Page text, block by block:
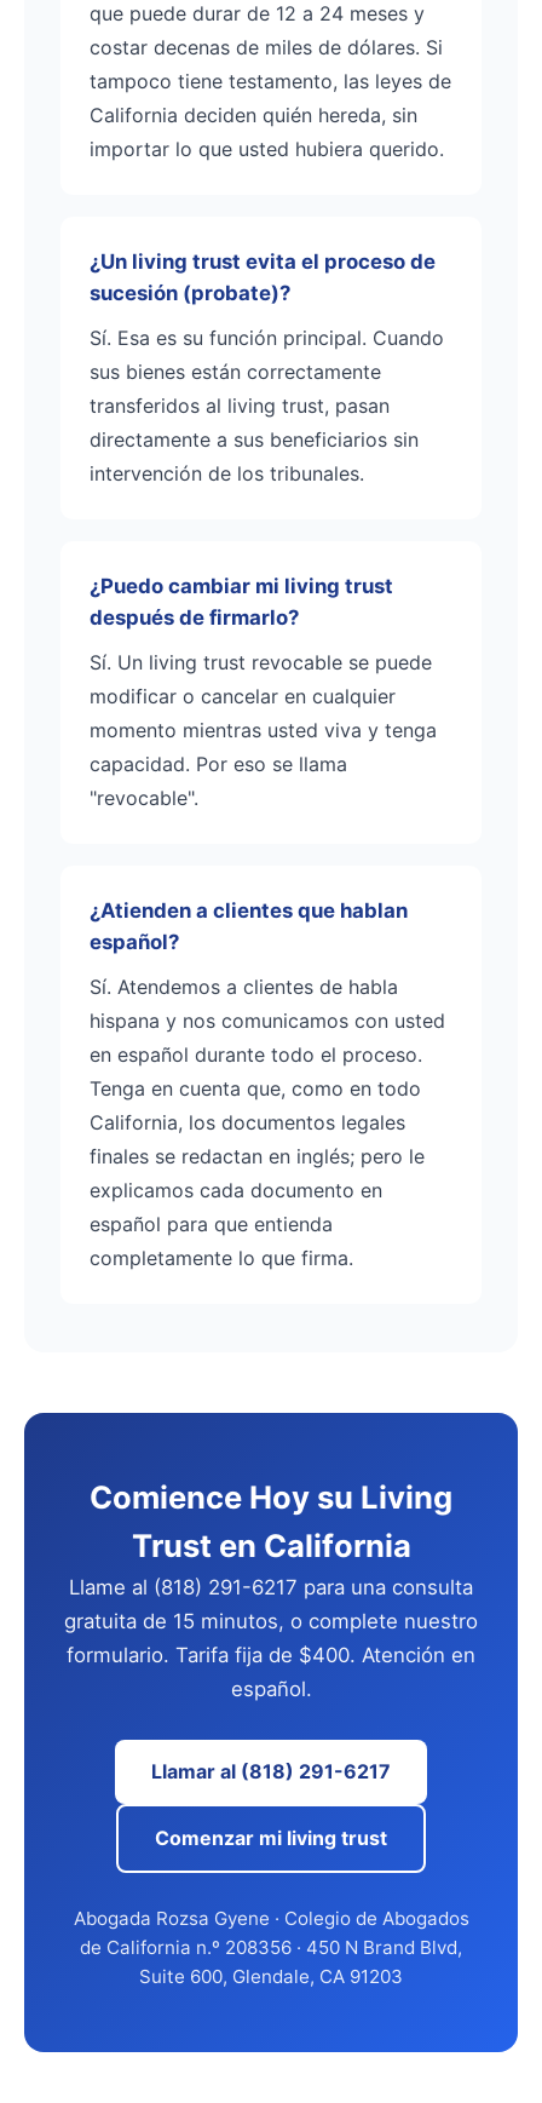
que puede durar de 12 a 24 meses y
costar decenas de miles de dólares. Si
tampoco tiene testamento, las leyes de
California deciden quién hereda, sin
importar lo que usted hubiera querido.
¿Un living trust evita el proceso de
sucesión (probate)?
Sí. Esa es su función principal. Cuando
sus bienes están correctamente
transferidos al living trust, pasan
directamente a sus beneficiarios sin
intervención de los tribunales.
¿Puedo cambiar mi living trust
después de firmarlo?
Sí. Un living trust revocable se puede
modificar o cancelar en cualquier
momento mientras usted viva y tenga
capacidad. Por eso se llama
"revocable".
¿Atienden a clientes que hablan
español?
Sí. Atendemos a clientes de habla
hispana y nos comunicamos con usted
en español durante todo el proceso.
Tenga en cuenta que, como en todo
California, los documentos legales
finales se redactan en inglés; pero le
explicamos cada documento en
español para que entienda
completamente lo que firma.
Comience Hoy su Living
Trust en California
Llame al (818) 291-6217 para una consulta
gratuita de 15 minutos, o complete nuestro
formulario. Tarifa fija de $400. Atención en
español.
Llamar al (818) 291-6217
Comenzar mi living trust
Abogada Rozsa Gyene · Colegio de Abogados
de California n.º 208356 · 450 N Brand Blvd,
Suite 600, Glendale, CA 91203